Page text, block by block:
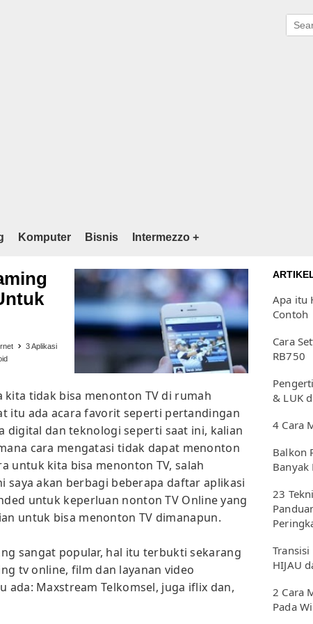
Komputer Bisnis Intermezzo +
3 Aplikasi
kita tidak bisa menonton TV di rumah
itu ada acara favorit seperti pertandingan
digital dan teknologi seperti saat ini, kalian
cara mengatasi tidak dapat menonton
untuk kita bisa menonton TV, salah
saya akan berbagi beberapa daftar aplikasi
untuk keperluan nonton TV Online yang
untuk bisa menonton TV dimanapun.
sangat popular, hal itu terbukti sekarang
tv online, film dan layanan video
Maxstream Telkomsel, juga iflix dan,
Apa itu
Contoh
Cara
RB750
& LUK
4 Cara
Balkon
Banyak
23
HIJAU
2 Cara
Pada